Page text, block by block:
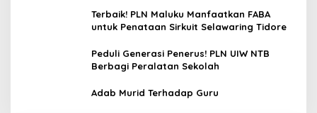
Terbaik! PLN Maluku Manfaatkan FABA
untuk Penataan Sirkuit Selawaring Tidore
Peduli Generasi Penerus! PLN UIW NTB
Berbagi Peralatan Sekolah
Adab Murid Terhadap Guru